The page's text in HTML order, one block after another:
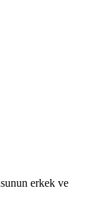
erkek ve